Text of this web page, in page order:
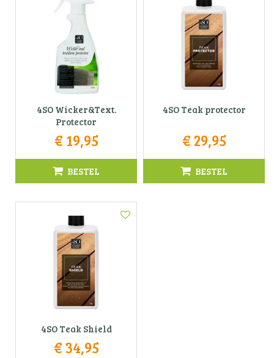
4SO Wicker&Text.
Protector
€ 19,95
BESTEL
4SO Teak protector
€ 29,95
BESTEL
4SO Teak Shield
€34,95